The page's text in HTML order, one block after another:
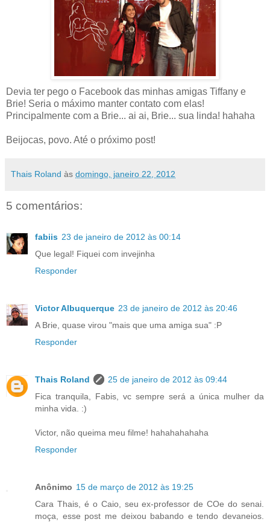
Devia ter pego o Facebook das minhas amigas Tiffany e
Brie! Seria o máximo manter contato com elas!
Principalmente com a Brie... ai ai, Brie... sua linda! hahaha
Beijocas, povo. Até o próximo post!
Thais Roland às domingo, janeiro 22, 2012
5 comentários:
fabiis 23 de janeiro de 2012 às 00:14
Que legal! Fiquei com invejinha
Responder
Victor Albuquerque 23 de janeiro de 2012 às 20:46
A Brie, quase virou "mais que uma amiga sua" :P
Responder
Thais Roland
25 de janeiro de 2012 às 09:44
Fica tranquila, Fabis, vc sempre será a única mulher da
minha vida. :)
Victor, não queima meu filme! hahahahahaha
Responder
Anônimo 15 de março de 2012 às 19:25
Cara Thais, é o Caio, seu ex-professor de COe do senai.
moça, esse post me deixou babando e tendo devaneios.